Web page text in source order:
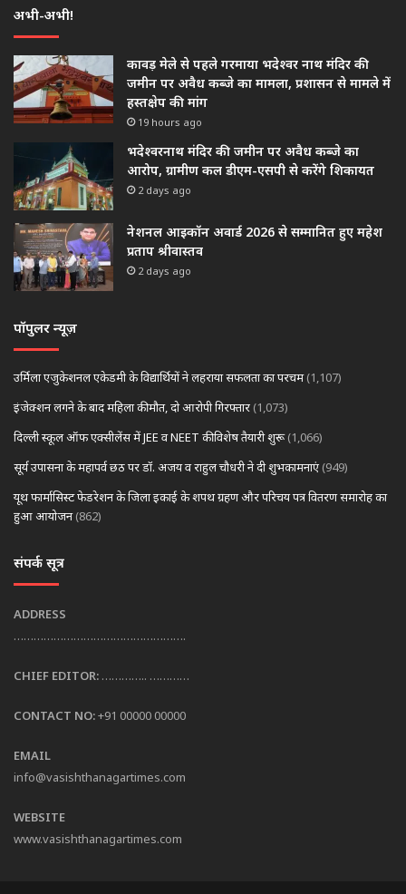
अभी-अभी!
कावड़ मेले से पहले गरमाया भदेश्वर नाथ मंदिर की
जमीन पर अवैध कब्जे का मामला, प्रशासन से मामले में
हस्तक्षेप की मांग
19 hours ago
भदेश्वरनाथ मंदिर की जमीन पर अवैध कब्जे का
आरोप, ग्रामीण कल डीएम-एसपी से करेंगे शिकायत
2 days ago
नेशनल आइकॉन अवार्ड 2026 से सम्मानित हुए महेश
प्रताप श्रीवास्तव
2 days ago
पॉपुलर न्यूज़
उर्मिला एजुकेशनल एकेडमी के विद्यार्थियों ने लहराया सफलता का परचम (1,107)
इंजेक्शन लगने के बाद महिला की मौत, दो आरोपी गिरफ्तार (1,073)
दिल्ली स्कूल ऑफ एक्सीलेंस में JEE व NEET की विशेष तैयारी शुरू (1,066)
सूर्य उपासना के महापर्व छठ पर डॉ. अजय व राहुल चौधरी ने दी शुभकामनाएं (949)
यूथ फार्मासिस्ट फेडरेशन के जिला इकाई के शपथ ग्रहण और परिचय पत्र वितरण समारोह का
हुआ आयोजन (862)
संपर्क सूत्र
ADDRESS
…………………………………………….
CHIEF EDITOR: ………….. …………
CONTACT NO:+91 00000 00000
EMAIL
info@vasishthanagartimes.com
WEBSITE
www.vasishthanagartimes.com